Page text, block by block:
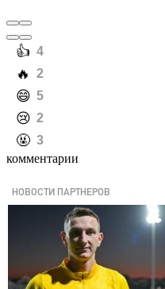
️👍 4
️🔥 2
️😄 5
️😢 2
️🤬 3
комментарии